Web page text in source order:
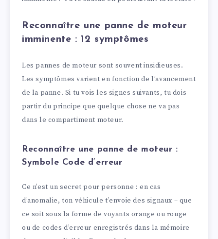
Reconnaître une panne de moteur
imminente : 12 symptômes
Les pannes de moteur sont souvent insidieuses.
Les symptômes varient en fonction de l’avancement
de la panne. Si tu vois les signes suivants, tu dois
partir du principe que quelque chose ne va pas
dans le compartiment moteur.
Reconnaître une panne de moteur :
Symbole Code d’erreur
Ce n’est un secret pour personne : en cas
d’anomalie, ton véhicule t’envoie des signaux – que
ce soit sous la forme de voyants orange ou rouge
ou de codes d’erreur enregistrés dans la mémoire